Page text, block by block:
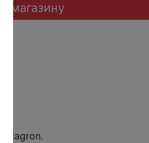
магазину
Plagron.